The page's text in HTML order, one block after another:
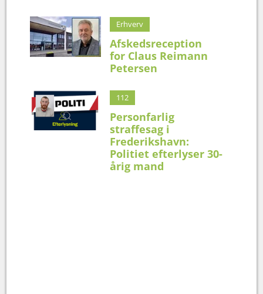
Erhverv
Afskedsreception
for Claus Reimann
Petersen
112
Personfarlig
straffesag i
Frederikshavn:
Politiet efterlyser 30-
årig mand